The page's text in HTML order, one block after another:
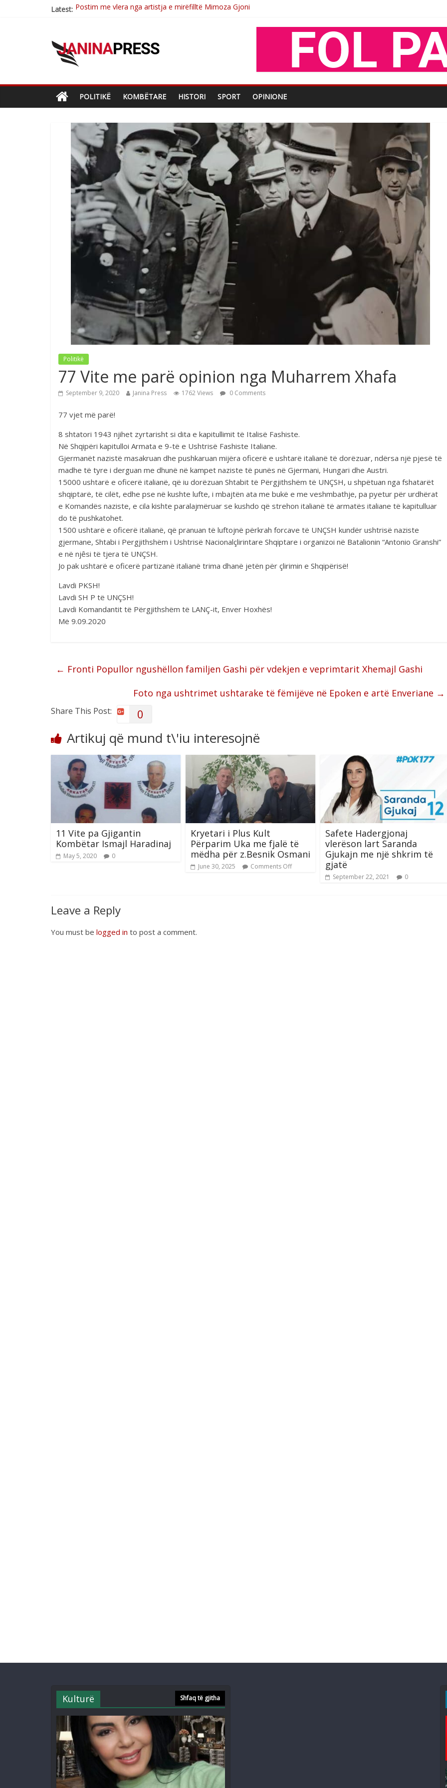
Latest: Nga poetja atdhetare Kumrie Shala -BOLL MO
Çlirimtari Mentor Mushkolaj nderohet me mirenjohje nga Xhevdet Qeriqi Dega e invalidëve në Fushë Kosovë
POLITIKË KOMBËTARE HISTORI SPORT OPINIONE
Politikë
77 Vite me parë opinion nga Muharrem Xhafa
September 9, 2020 Janina Press 1762 Views 0 Comments
77 vjet më parë!
8 shtatori 1943 njihet zyrtarisht si dita e kapitullimit të Italisë Fashiste.
Në Shqipëri kapitulloi Armata e 9-të e Ushtrisë Fashiste Italiane.
Gjermanët nazistë masakruan dhe pushkaruan mijëra oficerë e ushtarë italianë të dorëzuar, ndërsa një pjesë të
madhe të tyre i derguan me dhunë në kampet naziste të punës në Gjermani, Hungari dhe Austri.
15000 ushtarë e oficerë italianë, që iu dorëzuan Shtabit të Përgjithshëm të UNÇSH, u shpëtuan nga fshatarët
shqiptarë, të cilët, edhe pse në kushte lufte, i mbajtën ata me bukë e me veshmbathje, pa pyetur për urdhërat
e Komandës naziste, e cila kishte paralajmëruar se kushdo që strehon italianë të armatës italiane të kapitulluar
do të pushkatohet.
1500 ushtarë e oficerë italianë, që pranuan të luftojnë përkrah forcave të UNÇSH kundër ushtrisë naziste
gjermane, Shtabi i Pergjithshëm i Ushtrisë Nacionalçlirintare Shqiptare i organizoi në Batalionin “Antonio Granshi”
e në njêsi të tjera të UNÇSH.
Jo pak ushtarë e oficerë partizanë italianë trima dhanë jetën për çlirimin e Shqipërisë!
Lavdi PKSH!
Lavdi SH P të UNÇSH!
Lavdi Komandantit të Përgjithshëm të LANÇ-it, Enver Hoxhës!
Më 9.09.2020
← Fronti Popullor ngushëllon familjen Gashi për vdekjen e veprimtarit Xhemajl Gashi
Foto nga ushtrimet ushtarake të fëmijëve në Epoken e artë Enveriane →
Share This Post: 0
Artikuj që mund t\'iu interesojnë
11 Vite pa Gjigantin
Kombëtar Ismajl Haradinaj
May 5, 2020 0
Kryetari i Plus Kult
Përparim Uka me fjalë të
mëdha për z.Besnik Osmani
June 30, 2025 Comments Off
Safete Hadergjonaj
vlerëson lart Saranda
Gjukajn me një shkrim të
gjatë
September 22, 2021 0
Leave a Reply
You must be logged in to post a comment.
Kulturë Shfaq të gjitha